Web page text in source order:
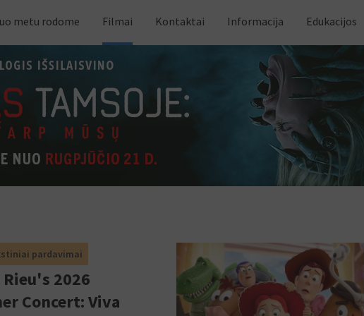
metu rodome Filmai Kontaktai Informacija Edukacijos
pardavimai
2026
Concert: Viva